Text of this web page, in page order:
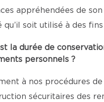
appréhendées de
soit utilisé à des
la durée de
personnels ?
à nos procédures
sécuritaires des